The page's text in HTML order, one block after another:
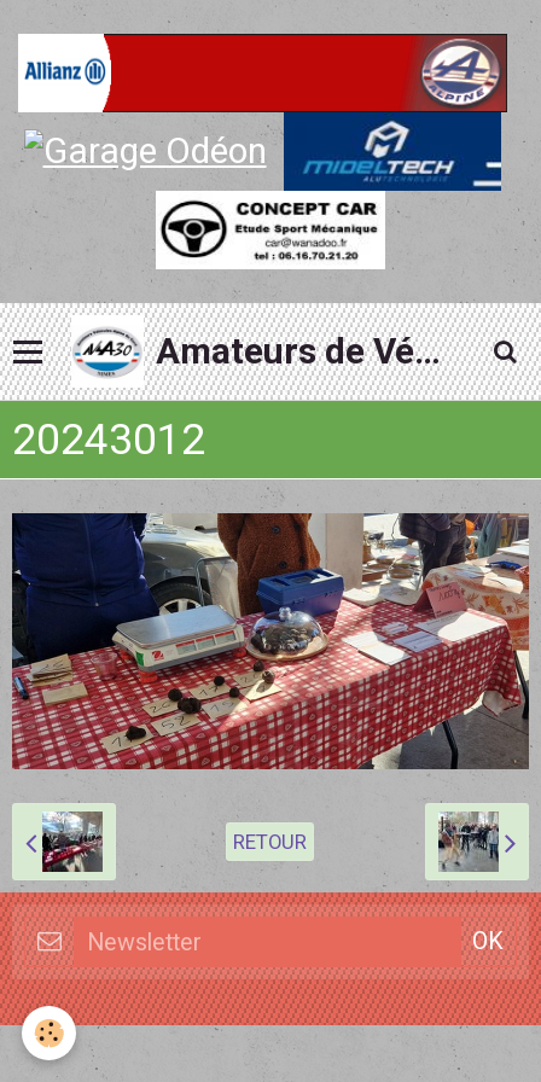
Amateurs de Véhicules Alpine du Gard
20243012
RETOUR